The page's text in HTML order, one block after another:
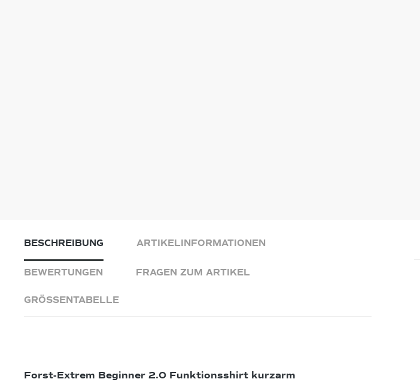
BESCHREIBUNG ARTIKELINFORMATIONEN
BEWERTUNGEN FRAGEN ZUM ARTIKEL
GRÖSSENTABELLE
Forst-Extrem Beginner 2.0 Funktionsshirt kurzarm